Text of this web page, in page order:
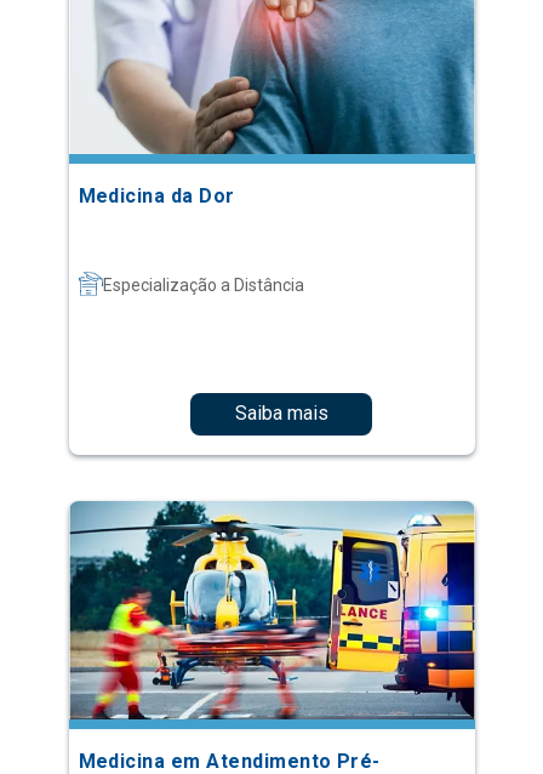
Medicina da Dor
Especialização a Distância
Saiba mais
Medicina em Atendimento Pré-